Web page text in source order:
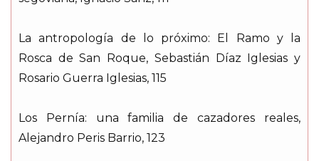
La antropología de lo próximo: El Ramo y la
Rosca de San Roque, Sebastián Díaz Iglesias y
Rosario Guerra Iglesias, 115
Los Pernía: una familia de cazadores reales,
Alejandro Peris Barrio, 123